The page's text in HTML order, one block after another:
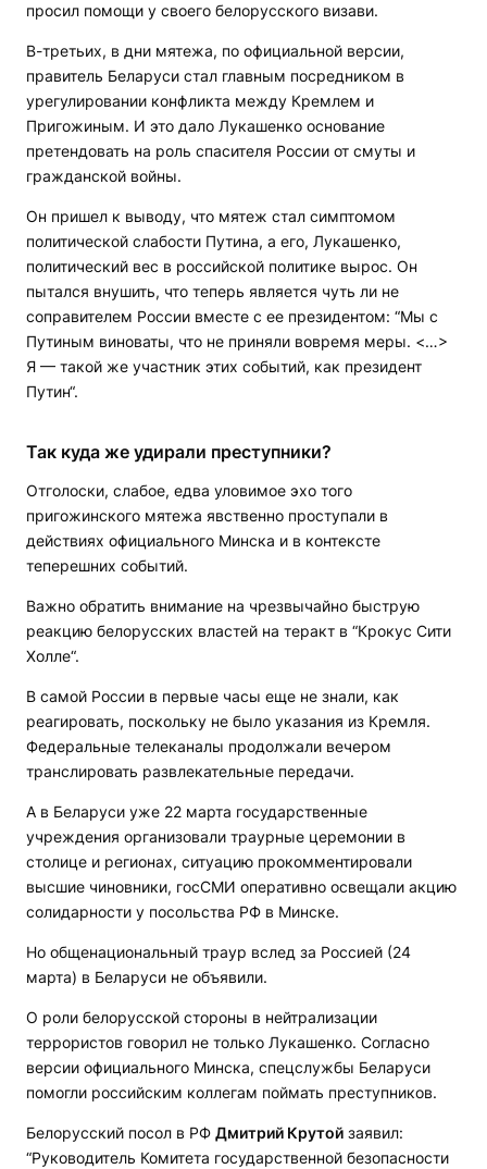
просил помощи у своего белорусского визави.
В-третьих, в дни мятежа, по официальной версии,
правитель Беларуси стал главным посредником в
урегулировании конфликта между Кремлем и
Пригожиным. И это дало Лукашенко основание
претендовать на роль спасителя России от смуты и
гражданской войны.
Он пришел к выводу, что мятеж стал симптомом
политической слабости Путина, а его, Лукашенко,
политический вес в российской политике вырос. Он
пытался внушить, что теперь является чуть ли не
соправителем России вместе с ее президентом: “Мы с
Путиным виноваты, что не приняли вовремя меры. <…>
Я — такой же участник этих событий, как президент
Путин“.
Так куда же удирали преступники?
Отголоски, слабое, едва уловимое эхо того
пригожинского мятежа явственно проступали в
действиях официального Минска и в контексте
теперешних событий.
Важно обратить внимание на чрезвычайно быструю
реакцию белорусских властей на теракт в “Крокус Сити
Холле“.
В самой России в первые часы еще не знали, как
реагировать, поскольку не было указания из Кремля.
Федеральные телеканалы продолжали вечером
транслировать развлекательные передачи.
А в Беларуси уже 22 марта государственные
учреждения организовали траурные церемонии в
столице и регионах, ситуацию прокомментировали
высшие чиновники, госСМИ оперативно освещали акцию
солидарности у посольства РФ в Минске.
Но общенациональный траур вслед за Россией (24
марта) в Беларуси не объявили.
О роли белорусской стороны в нейтрализации
террористов говорил не только Лукашенко. Согласно
версии официального Минска, спецслужбы Беларуси
помогли российским коллегам поймать преступников.
Белорусский посол в РФ Дмитрий Крутой заявил:
“Руководитель Комитета государственной безопасности